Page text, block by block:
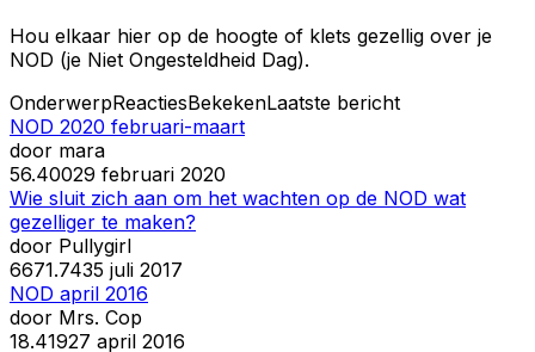
Hou elkaar hier op de hoogte of klets gezellig over je
NOD (je Niet Ongesteldheid Dag).
OnderwerpReactiesBekekenLaatste bericht
NOD 2020 februari-maart
door mara
56.40029 februari 2020
Wie sluit zich aan om het wachten op de NOD wat
gezelliger te maken?
door Pullygirl
6671.7435 juli 2017
NOD april 2016
door Mrs. Cop
18.41927 april 2016